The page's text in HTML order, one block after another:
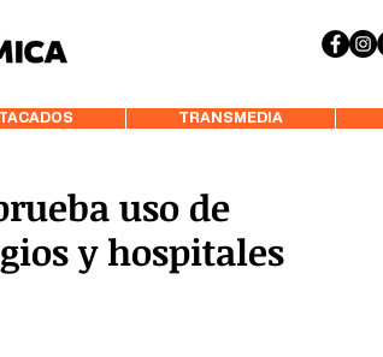
TRANSMEDIA
uso de
y hospitales